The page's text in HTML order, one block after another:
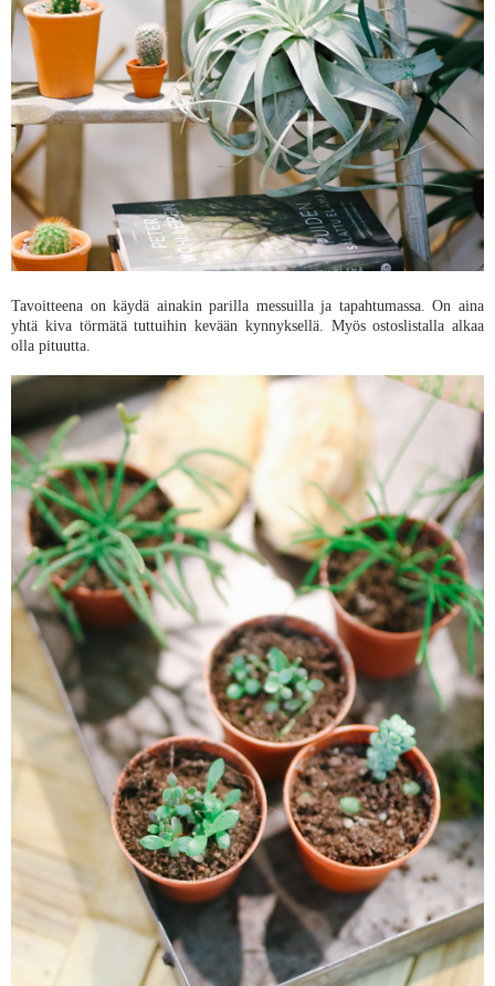
Tavoitteena on käydä ainakin parilla messuilla ja tapahtumassa. On aina
yhtä kiva törmätä tuttuihin kevään kynnyksellä. Myös ostoslistalla alkaa
olla pituutta.